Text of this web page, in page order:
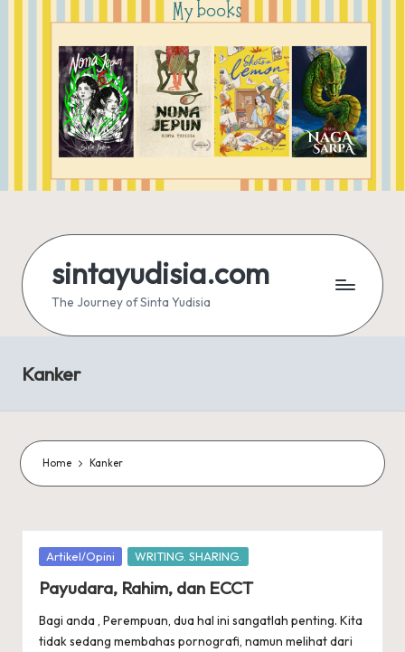
sintayudisia.com
The Journey of Sinta Yudisia
Kanker
Home Kanker
Posted
Artikel/Opini WRITING. SHARING.
Payudara, Rahim, dan ECCT
Bagi anda , Perempuan, dua hal ini sangatlah penting. Kita
tidak sedang membahas pornografi, namun melihat dari